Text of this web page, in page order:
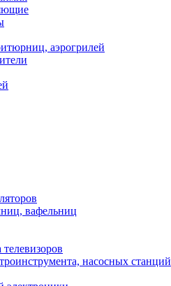
аэрогрилей
вафельниц
насосных станций